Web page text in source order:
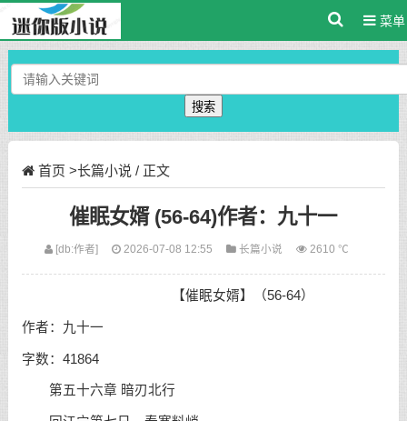
菜单
搜索
首页 >长篇小说 / 正文
催眠女婿 (56-64)作者：九十一
[db:作者] 2026-07-08 12:55 长篇小说 2610 ℃
【催眠女婿】（56-64）
作者：九十一
字数：41864
第五十六章 暗刃北行